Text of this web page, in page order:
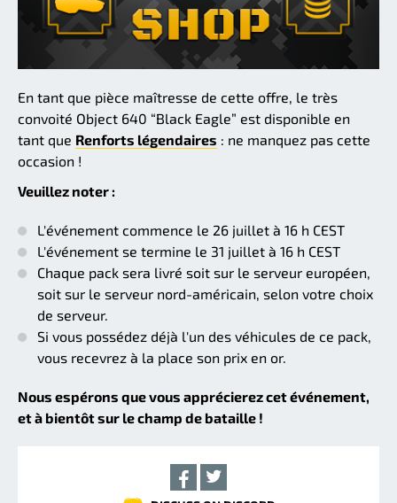
En tant que pièce maîtresse de cette offre, le très
convoité Object 640 “Black Eagle” est disponible en
tant que Renforts légendaires : ne manquez pas cette
occasion !
Veuillez noter :
L'événement commence le 26 juillet à 16 h CEST
L'événement se termine le 31 juillet à 16 h CEST
Chaque pack sera livré soit sur le serveur européen,
soit sur le serveur nord-américain, selon votre choix
de serveur.
Si vous possédez déjà l'un des véhicules de ce pack,
vous recevrez à la place son prix en or.
Nous espérons que vous apprécierez cet événement,
et à bientôt sur le champ de bataille !